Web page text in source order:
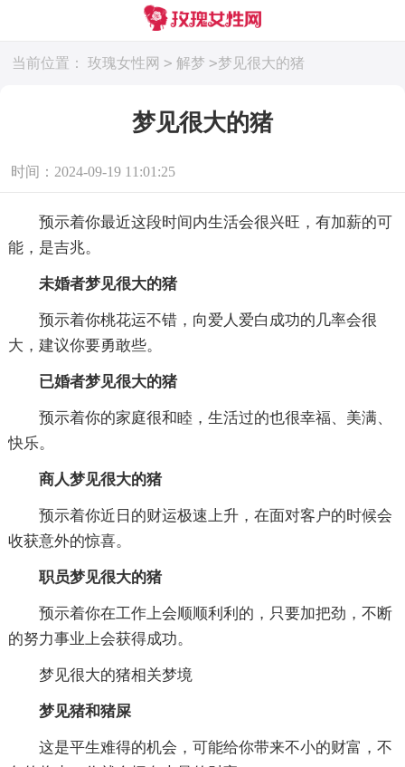
当前位置： 玫瑰女性网 > 解梦 >梦见很大的猪
梦见很大的猪
时间：2024-09-19 11:01:25
预示着你最近这段时间内生活会很兴旺，有加薪的可
能，是吉兆。
未婚者梦见很大的猪
预示着你桃花运不错，向爱人爱白成功的几率会很
大，建议你要勇敢些。
已婚者梦见很大的猪
预示着你的家庭很和睦，生活过的也很幸福、美满、
快乐。
商人梦见很大的猪
预示着你近日的财运极速上升，在面对客户的时候会
收获意外的惊喜。
职员梦见很大的猪
预示着你在工作上会顺顺利利的，只要加把劲，不断
的努力事业上会获得成功。
梦见很大的猪相关梦境
梦见猪和猪屎
这是平生难得的机会，可能给你带来不小的财富，不